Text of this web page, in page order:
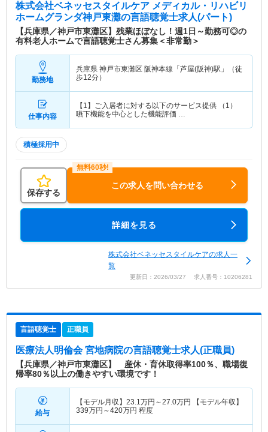
株式会社ベネッセスタイルケア メディカル・リハビリ
ホームグランダ神戸東灘の言語聴覚士求人(パート)
【兵庫県／神戸市東灘区】残業ほぼなし！週1日～勤務可◎の
有料老人ホームで言語聴覚士さん募集＜非常勤＞
勤務地
兵庫県 神戸市東灘区 阪神本線「芦屋(阪神)駅」（徒
歩12分）
仕事内容
【1】ご入居者に対する以下のサービス提供 （1）
嚥下機能を中心とした機能評価 …
積極採用中
保存する
この求人を問い合わせる
詳細を見る
株式会社ベネッセスタイルケアの求人一
覧
更新日：2026/03/27 求人番号：10206281
言語聴覚士 正職員
医療法人明倫会 宮地病院の言語聴覚士求人(正職員)
【兵庫県／神戸市東灘区】 産休・育休取得率100％、職場復
帰率80％以上の働きやすい環境です！
給与
【モデル月収】 23.1万円～27.0万円
【モデル年収】
339万円～420万円 程度